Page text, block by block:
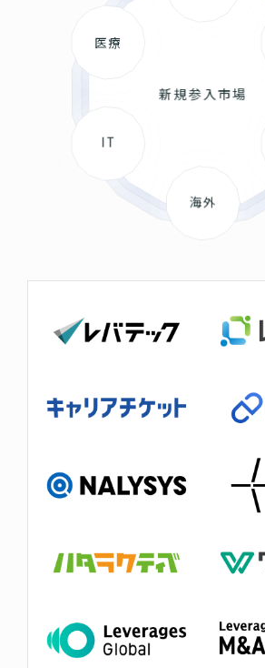
新規参入市場
海外
IT
医療